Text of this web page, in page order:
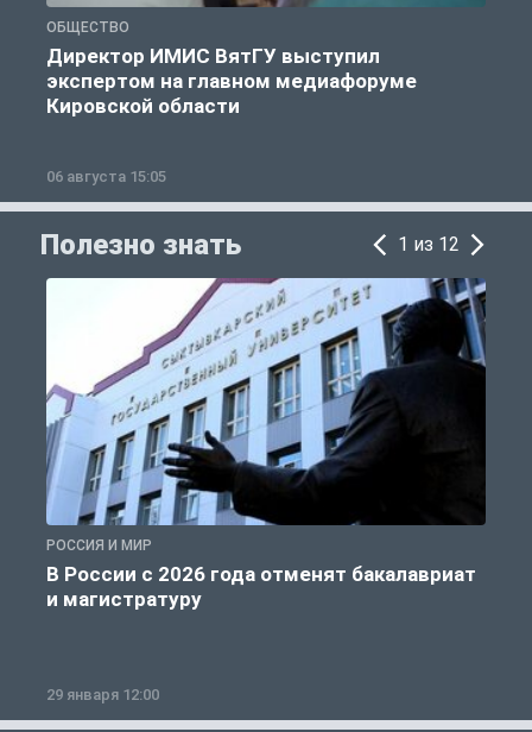
ОБЩЕСТВО
Директор ИМИС ВятГУ выступил
экспертом на главном медиафоруме
Кировской области
06 августа 15:05
Полезно знать 1 из 12
РОССИЯ И МИР
В России с 2026 года отменят бакалавриат
и магистратуру
29 января 12:00